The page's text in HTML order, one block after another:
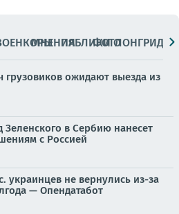
МНЕНИЯПАБЛИКИ
ФОТОЛОНГРИДЫ
грузовиков ожидают выезда из
Зеленского в Сербию нанесет
с Россией
украинцев не вернулись из-за
— Опендатабот